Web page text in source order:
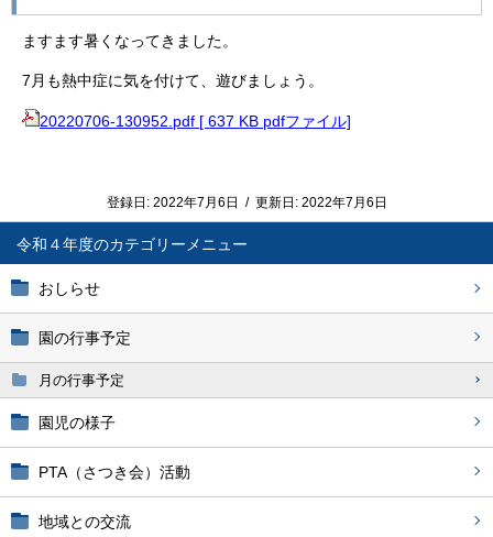
令和４年度
おしらせ
園の行事予定
月の行事予定
園児の様子
PTA（さつき会）活動
地域との交流
ますます暑くなってきました。
7月も熱中症に気を付けて、遊びましょう。
20220706-130952.pdf [ 637 KB pdfファイル]
登録日: 2022年7月6日 / 更新日: 2022年7月6日